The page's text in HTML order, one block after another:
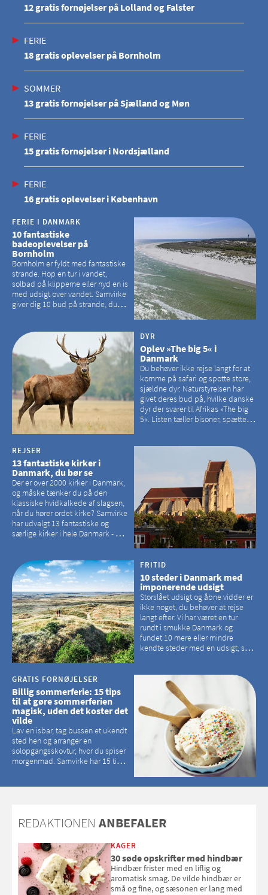
12 gratis fornøjelser på Lolland og Falster
FERIE
18 gratis oplevelser på Bornholm
SOMMER
13 gratis fornøjelser på Sjælland og Møn
FERIE
15 gratis fornøjelser i Nordsjælland
FERIE
16 gratis oplevelser i København
FERIE I DANMARK
10 fantastiske
badeoplevelser på
Bornholm
Bornholm er fyldt med fantastiske
strande. Hop en tur i vandet,
solbad på klipperne eller nyd en is
med udsigt over vandet. Samvirke
giver dig 10 bud på strande, du
DYR
Oplev »The big 5« i
Danmark
Du behøver ikke rejse langt for at
komme på safari og spotte store,
sjældne dyr. Naturstyrelsen har
givet deres bud på, hvilke danske
dyr der svarer til Afrikas »The big
5«. Listen tæller bisoner, spættede
REJSER
13 fantastiske kirker i
Danmark, du bør se
Der er over 2000 kirker i Danmark,
og måske tænker du på den
klassiske hvidkalkede af slagsen,
når du hører ordet kirke? Samvirke
har udvalgt 13 fantastiske og
særlige kirker i hele Danmark - og
hvilke kirker, der er en omvej værd
FRITID
10 steder i Danmark med
imponerende udsigt
Storslået udsigt og åbne vidder er
ikke noget, du behøver at rejse
langt efter. Vi har været en tur
rundt i smukke Danmark og
fundet 10 mere eller mindre
kendte steder med en udsigt, som
GRATIS FORNØJELSER
Billig sommerferie: 15 tips
til at gøre sommerferien
magisk, uden det koster det
vilde
Lav en isbar, tag bussen et ukendt
sted hen og arranger en
solopgangsskovtur, hvor du spiser
morgenmad. Samvirke har 15 tips
REDAKTIONEN ANBEFALER
KAGER
30 søde opskrifter med hindbær
Hindbær frister med en liflig og
aromatisk smag. De vilde hindbær er
små og fine, og sæsonen er lang med